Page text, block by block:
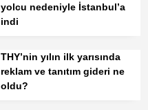
yolcu nedeniyle İstanbul’a
indi
THY’nin yılın ilk yarısında
reklam ve tanıtım gideri ne
oldu?